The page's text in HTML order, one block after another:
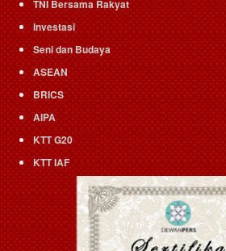
TNI Bersama Rakyat
Investasi
Seni dan Budaya
ASEAN
BRICS
AIPA
KTT G20
KTT IAF